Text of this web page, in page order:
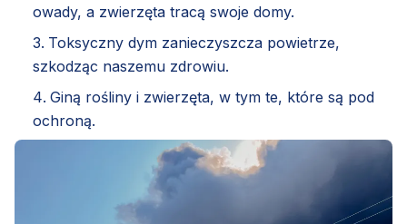
owady, a zwierzęta tracą swoje domy.
Toksyczny dym zanieczyszcza powietrze,
szkodząc naszemu zdrowiu.
Giną rośliny i zwierzęta, w tym te, które są pod
ochroną.